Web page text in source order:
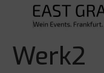
Werk2